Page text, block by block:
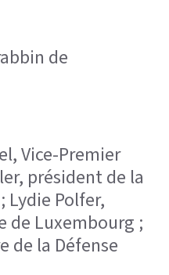
de
Vice-Premier
président de la
Lydie Polfer,
de Luxembourg ;
de la Défense